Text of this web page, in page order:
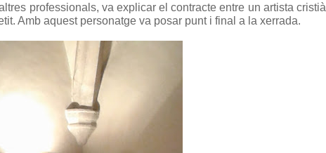
professionals, va explicar el contracte entre un artista cristià
Amb aquest personatge va posar punt i final a la xerrada.